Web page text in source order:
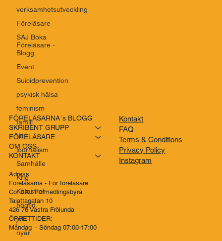
verksamhetsutveckling
Föreläsare
SAJ Boka
Föreläsare -
Blogg
Event
Suicidprevention
psykisk hälsa
feminism
familj
tid
journalism
Samhälle
Krig
Katastrof
högtid
jul
nyår
FÖRELÄSARNA´s BLOGG
SKRIBENT GRUPP
FÖRELÄSARE
OM OSS
KONTAKT
Adress:
Föreläsarna - För föreläsare
Co..SAJ Förmedlingsbyrå
Talattagatan 10
426 76 Västra Frölunda
ÖPPETTIDER:
Måndag – Söndag 07:00-17:00
Kontakt
FAQ
Terms & Conditions
Privacy Policy
Instagram